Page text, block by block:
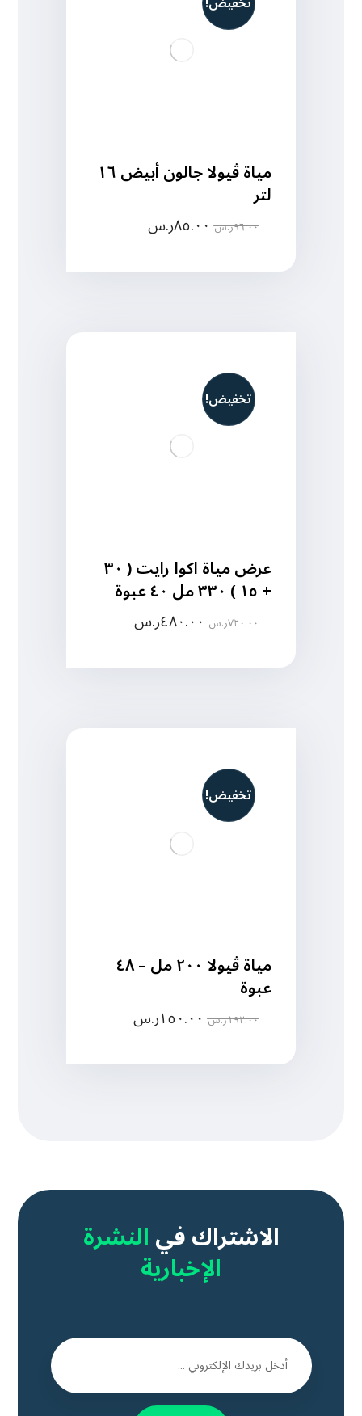
مياة ڤيولا جالون أبيض ١٦
لتر
٩٦.٠٠ر.س ٨٥.٠٠ر.س
تخفيض!
عرض مياة اكوا رايت ( ٣٠
+ ١٥ ) ٣٣٠ مل ٤٠ عبوة
٧٢٠.٠٠ر.س ٤٨٠.٠٠ر.س
تخفيض!
مياة ڤيولا ٢٠٠ مل – ٤٨
عبوة
١٩٢.٠٠ر.س ١٥٠.٠٠ر.س
الاشتراك فيالنشرة
الإخبارية